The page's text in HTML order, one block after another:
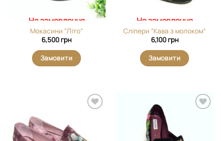
На замовлення
Мокасини “Літо”
6,500 грн
Замовити
На замовлення
Сліпери “Кава з молоком”
6,100 грн
Замовити